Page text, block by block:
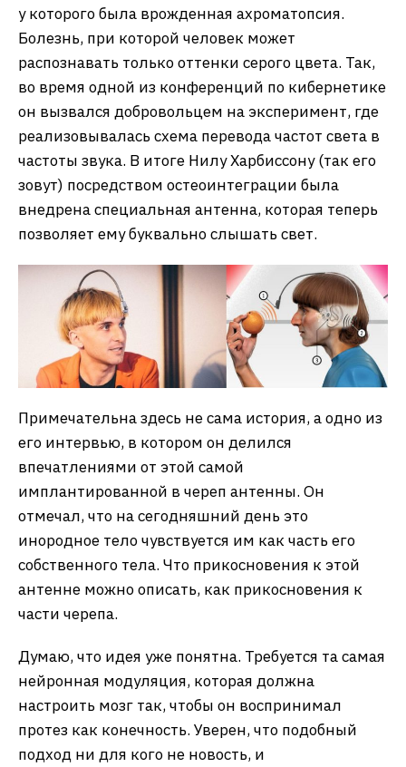
у которого была врожденная ахроматопсия.
Болезнь, при которой человек может
распознавать только оттенки серого цвета. Так,
во время одной из конференций по кибернетике
он вызвался добровольцем на эксперимент, где
реализовывалась схема перевода частот света в
частоты звука. В итоге Нилу Харбиссону (так его
зовут) посредством остеоинтеграции была
внедрена специальная антенна, которая теперь
позволяет ему буквально слышать свет.
Примечательна здесь не сама история, а одно из
его интервью, в котором он делился
впечатлениями от этой самой
имплантированной в череп антенны. Он
отмечал, что на сегодняшний день это
инородное тело чувствуется им как часть его
собственного тела. Что прикосновения к этой
антенне можно описать, как прикосновения к
части черепа.
Думаю, что идея уже понятна. Требуется та самая
нейронная модуляция, которая должна
настроить мозг так, чтобы он воспринимал
протез как конечность. Уверен, что подобный
подход ни для кого не новость, и